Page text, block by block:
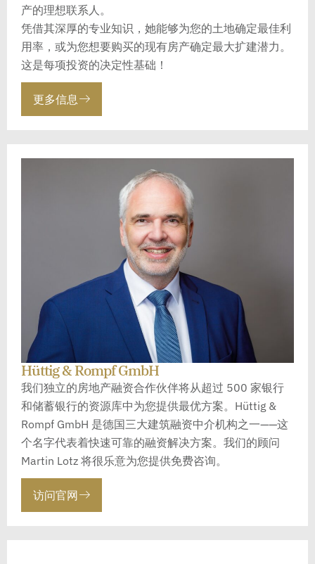
产的理想联系人。
凭借其深厚的专业知识，她能够为您的土地确定最佳利
用率，或为您想要购买的现有房产确定最大扩建潜力。
这是每项投资的决定性基础！
更多信息
Hüttig & Rompf GmbH
我们独立的房地产融资合作伙伴将从超过 500 家银行
和储蓄银行的资源库中为您提供最优方案。Hüttig &
Rompf GmbH 是德国三大建筑融资中介机构之一——这
个名字代表着快速可靠的融资解决方案。我们的顾问
Martin Lotz 将很乐意为您提供免费咨询。
访问官网